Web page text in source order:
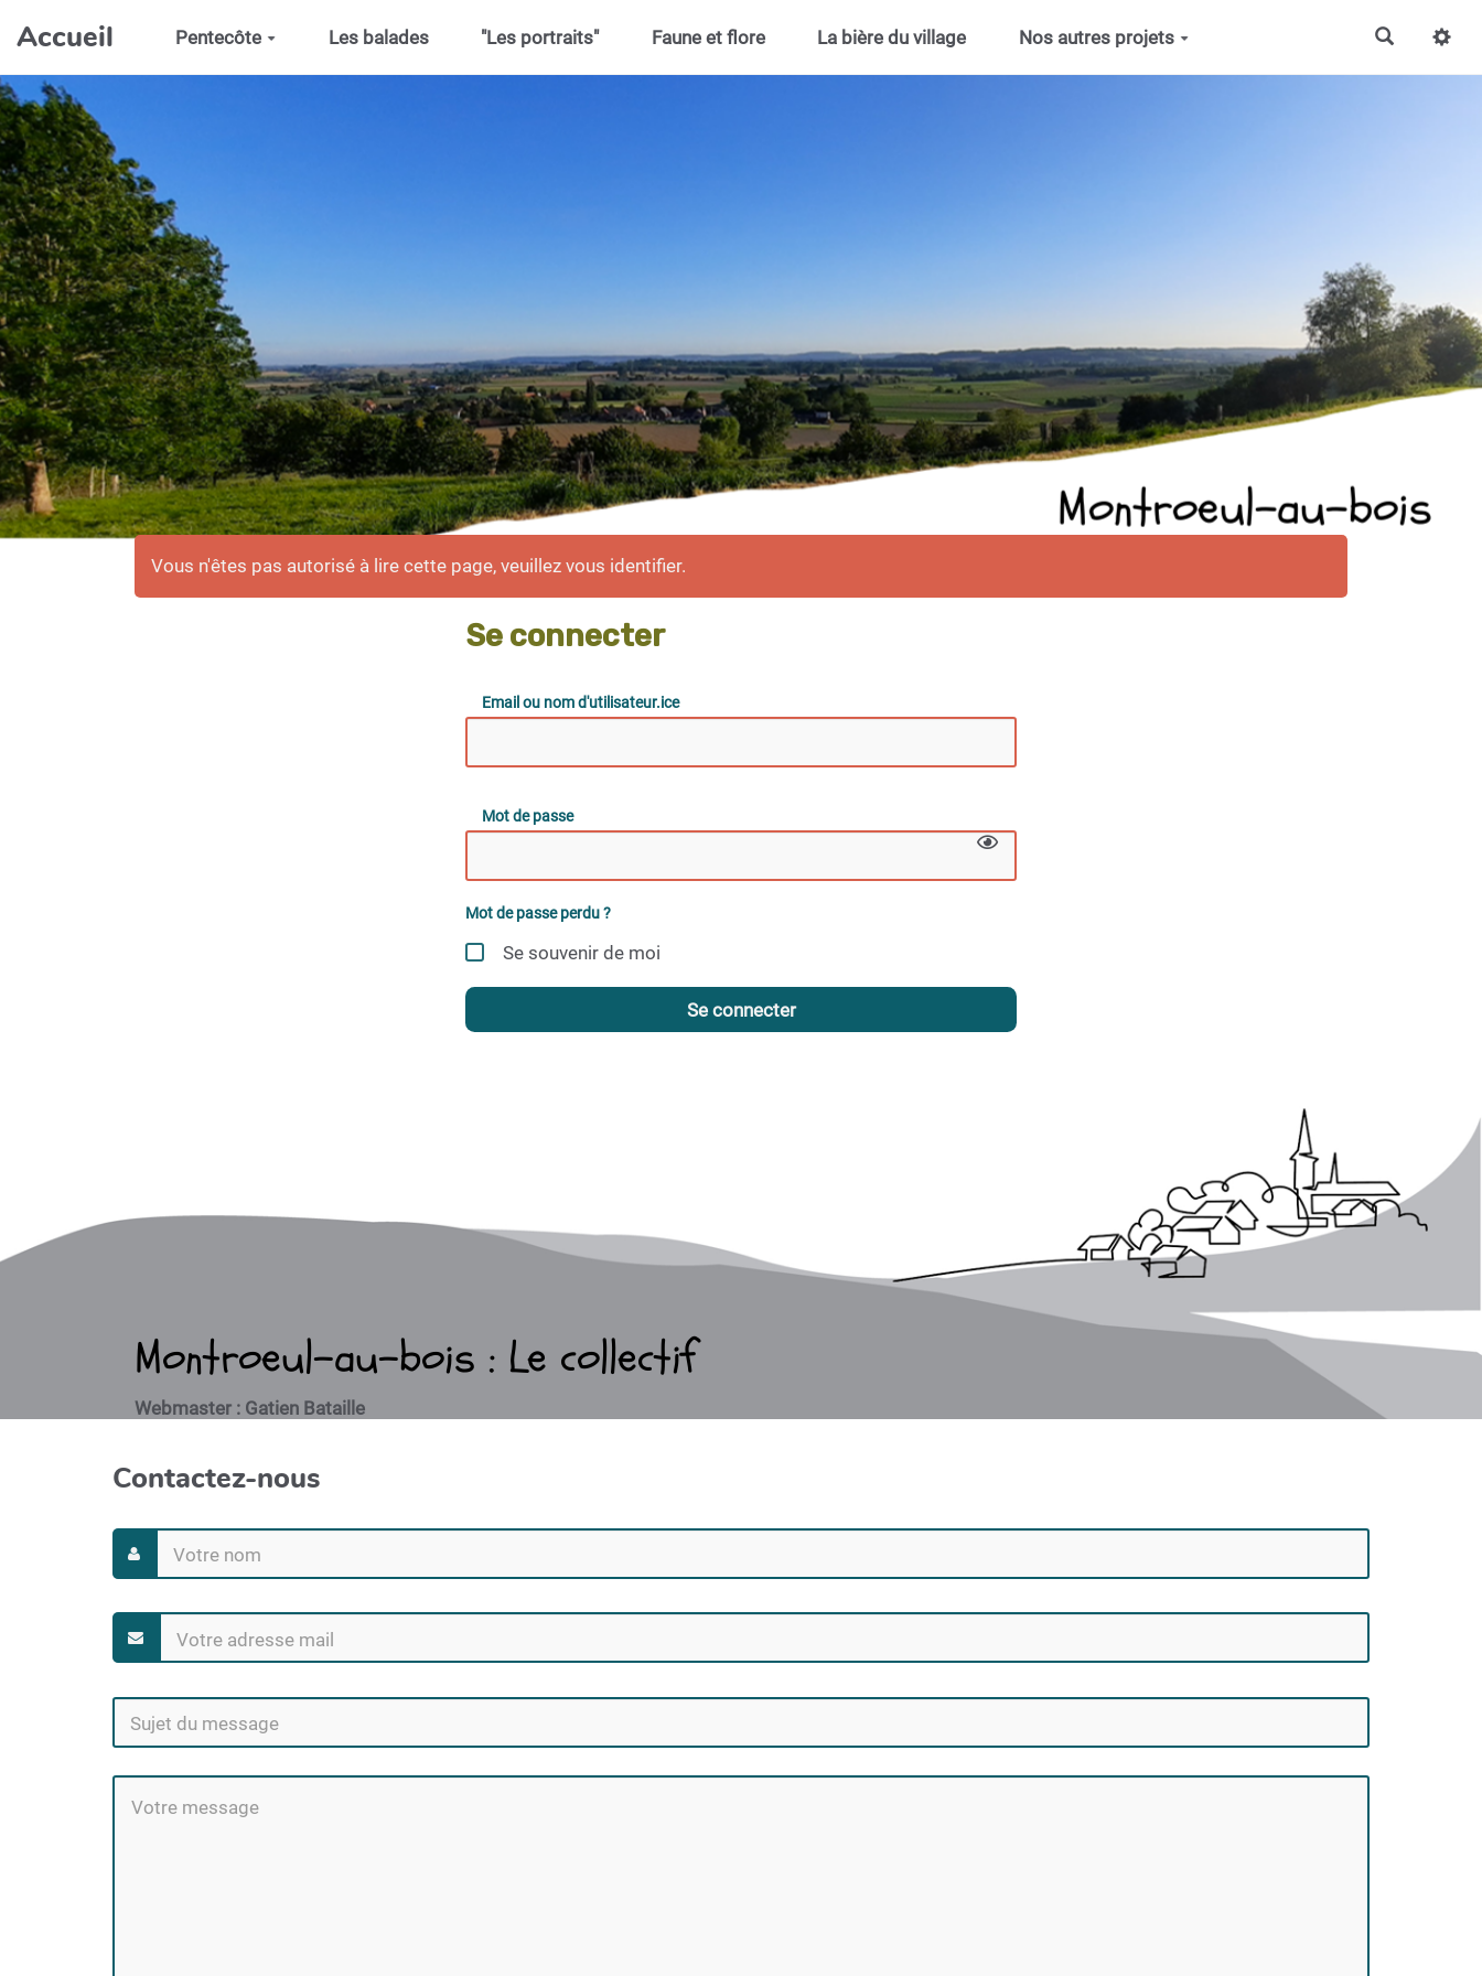
Aller au contenu principal
Accueil Pentecôte Les balades "Les portraits" Faune et flore La bière du village Nos autres projets
Montroeul-au-bois
Vous n'êtes pas autorisé à lire cette page, veuillez vous identifier.
Se connecter
Email ou nom d'utilisateur.ice
Mot de passe
Mot de passe perdu ?
Se souvenir de moi
Se connecter
Montroeul-au-bois : Le collectif
Webmaster : Gatien Bataille
Contactez-nous